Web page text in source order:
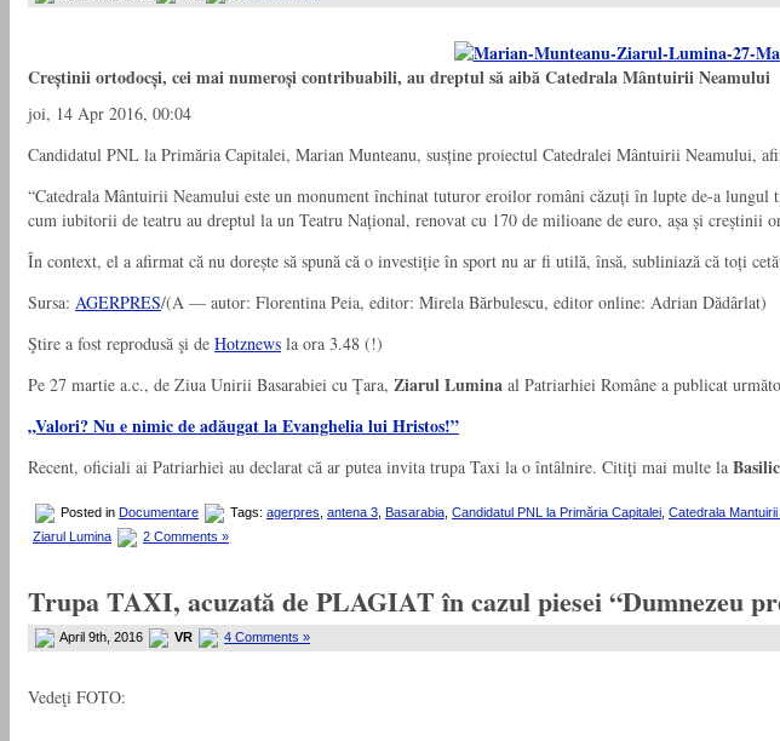
Creștinii ortodocși, cei mai numeroși contribuabili, au dreptul să aibă Catedrala Mântuirii Neamului
joi, 14 Apr 2016, 00:04
Candidatul PNL la Primăria Capitalei, Marian Munteanu, susține proiectul Catedralei Mântuirii Neamului,
“Catedrala Mântuirii Neamului este un monument închinat tuturor eroilor români căzuți în lupte de-a
cum iubitorii de teatru au dreptul la un Teatru Național, renovat cu 170 de milioane de euro, așa și
În context, el a afirmat că nu dorește să spună că o investiție în sport nu ar fi utilă, însă, subliniază că toți
Sursa: AGERPRES/(A — autor: Florentina Peia, editor: Mirela Bărbulescu, editor online: Adrian Dădârlat)
Ştire a fost reprodusă şi de Hotznews la ora 3.48 (!)
Pe 27 martie a.c., de Ziua Unirii Basarabiei cu Ţara, Ziarul Lumina al Patriarhiei Române a publicat
„Valori? Nu e nimic de adăugat la Evanghelia lui Hristos!”
Recent, oficiali ai Patriarhiei au declarat că ar putea invita trupa Taxi la o întâlnire. Citiţi mai multe la
Posted in Documentare Tags: agerpres antena 3 Basarabia Candidatul PNL la Primăria Capitalei Catedrala
Ziarul Lumina
2 Comments »
Trupa TAXI, acuzată de PLAGIAT în cazul piesei “Dumnezeu
April 9th, 2016 VR 4 Comments »
Vedeţi FOTO: